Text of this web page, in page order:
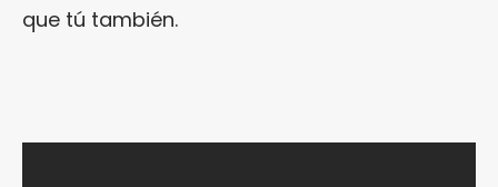
que tú también.